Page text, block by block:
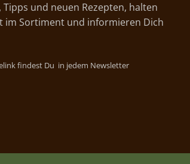
und neuen Rezepten, halten
im Sortiment und informieren Dich
findest Du in jedem Newsletter